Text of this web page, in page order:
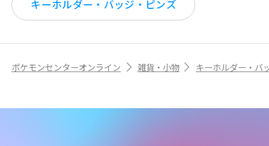
キーホルダー・バッジ・ピンズ
ポケモンセンターオンライン 雑貨・小物 キーホルダー・バ